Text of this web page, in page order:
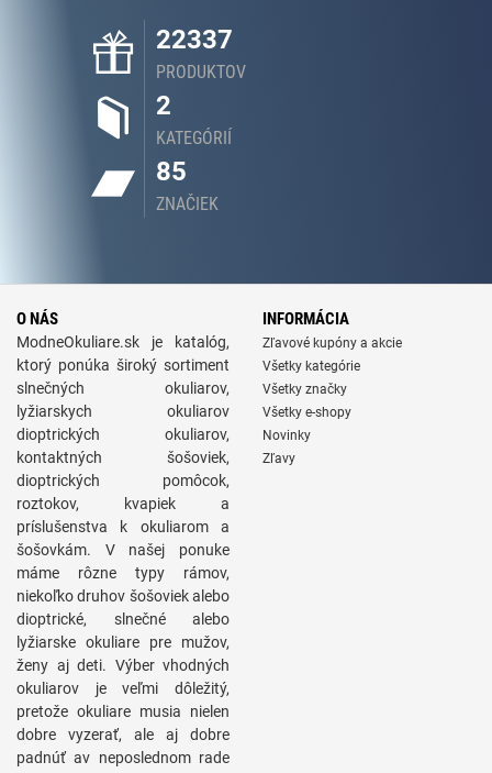
22337
PRODUKTOV
2
KATEGÓRIÍ
85
ZNAČIEK
O NÁS
ModneOkuliare.sk je katalóg,
ktorý ponúka široký sortiment
slnečných okuliarov,
lyžiarskych okuliarov
dioptrických okuliarov,
kontaktných šošoviek,
dioptrických pomôcok,
roztokov, kvapiek a
príslušenstva k okuliarom a
šošovkám. V našej ponuke
máme rôzne typy rámov,
niekoľko druhov šošoviek alebo
dioptrické, slnečné alebo
lyžiarske okuliare pre mužov,
ženy aj deti. Výber vhodných
okuliarov je veľmi dôležitý,
pretože okuliare musia nielen
dobre vyzerať, ale aj dobre
padnúť av neposlednom rade
INFORMÁCIA
Zľavové kupóny a akcie
Všetky kategórie
Všetky značky
Všetky e-shopy
Novinky
Zľavy